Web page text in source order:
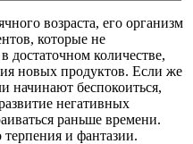
возраста, его организм
которые не
достаточном количестве,
новых продуктов. Если же
начинают беспокоиться,
негативных
раньше времени.
и фантазии.